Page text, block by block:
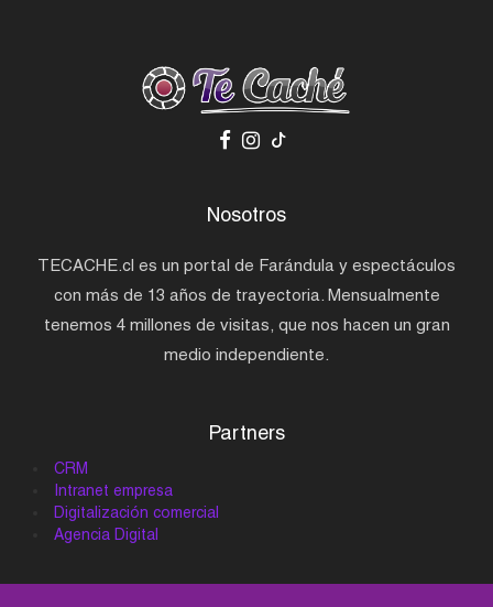
Nosotros
TECACHE.cl es un portal de Farándula y espectáculos
con más de 13 años de trayectoria. Mensualmente
tenemos 4 millones de visitas, que nos hacen un gran
medio independiente.
Partners
CRM
Intranet empresa
Digitalización comercial
Agencia Digital